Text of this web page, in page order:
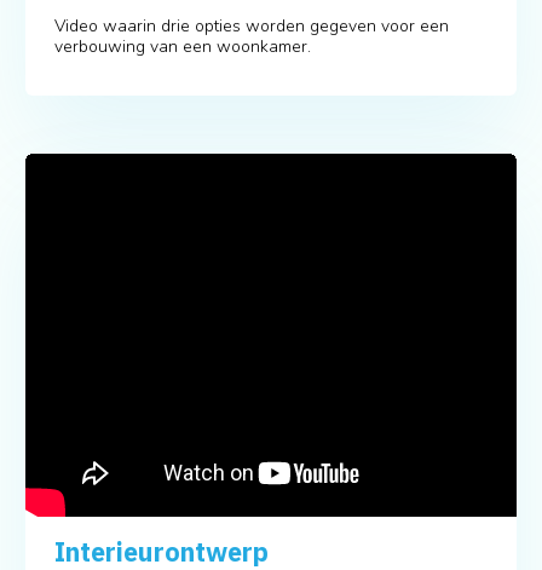
Video waarin drie opties worden gegeven voor een
verbouwing van een woonkamer.
Interieurontwerp